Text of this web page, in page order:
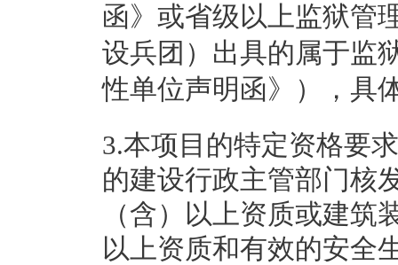
函》或省级以上监狱管
设兵团）出具的属于监
性单位声明函》），具
3.本项目的特定资格要
的建设行政主管部门核
（含）以上资质或建
以上资质和有效的安全